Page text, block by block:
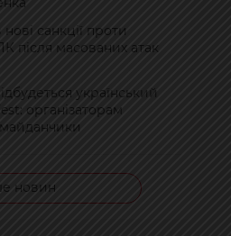
санкції проти
після масованих атак
український
організаторам
новин